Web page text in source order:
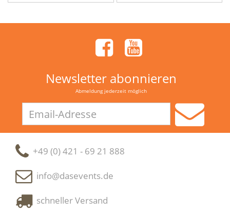
Newsletter abonnieren
Abmeldung jederzeit möglich
Adresse
+49 (0) 421 - 69 21 888
info@dasevents.de
schneller Versand